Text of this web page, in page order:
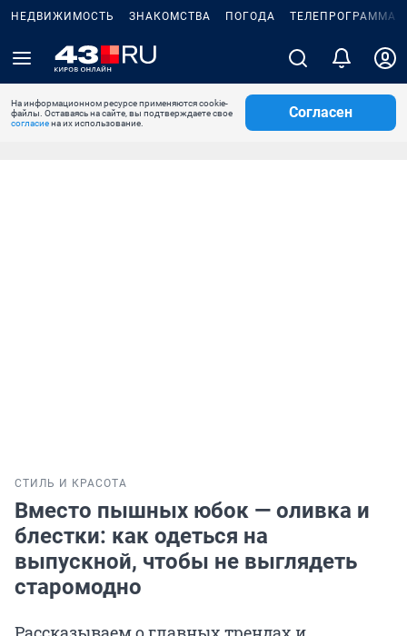
НЕДВИЖИМОСТЬ ЗНАКОМСТВА ПОГОДА ТЕЛЕПРОГРАММА
На информационном ресурсе применяются cookie-
файлы. Оставаясь на сайте, вы подтверждаете свое
согласиена их использование.
Согласен
СТИЛЬ И КРАСОТА
Вместо пышных юбок — оливка и
блестки: как одеться на
выпускной, чтобы не выглядеть
старомодно